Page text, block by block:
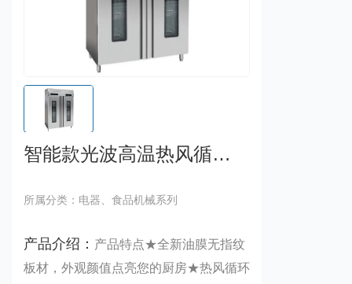
智能款光波高温热风循环 柜
所属分类：电器、食品机械系列
产品介绍： 产品特点★全新油膜无指纹
板材，外观颜值点亮您的厨房★热风循环